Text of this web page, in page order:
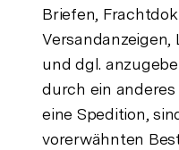
Briefen,
Versandanzeigen,
und dgl.
durch ein
eine Spedition,
vorerwähnten